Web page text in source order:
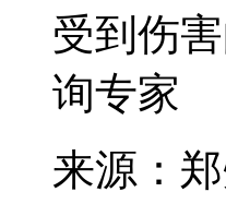
受到伤
询专家
来源：